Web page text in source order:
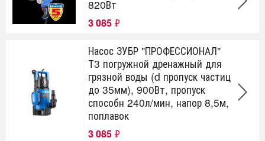
820Вт
3 085 ₽
Насос ЗУБР "ПРОФЕССИОНАЛ"
Т3 погружной дренажный для
грязной воды (d пропуск частиц
до 35мм), 900Вт, пропуск
способн 240л/мин, напор 8,5м,
поплавок
3 085 ₽